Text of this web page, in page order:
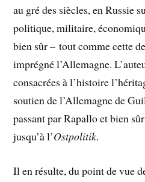
au gré des siècles, en Russie
politique, militaire,
bien sûr – tout comme cette
imprégné l’Allemagne.
consacrées à l’histoire
soutien de l’Allemagne de
passant par Rapallo et bien
jusqu’à l’Ostpolitik.
Il en résulte, du point de vue